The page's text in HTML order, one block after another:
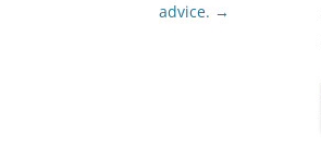
advice. →